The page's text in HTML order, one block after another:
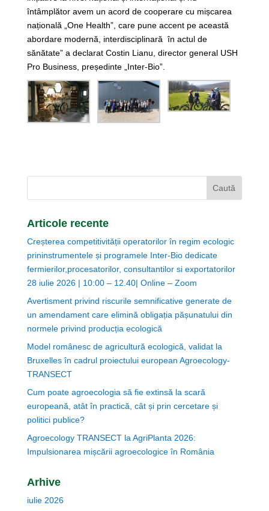
întâmplător avem un acord de cooperare cu mișcarea
națională „One Health”, care pune accent pe această
abordare modernă, interdisciplinară în actul de
sănătate” a declarat Costin Lianu, director general USH
Pro Business, președinte „Inter-Bio”.
Articole recente
Creșterea competitivității operatorilor în regim ecologic
prininstrumentele și programele Inter-Bio dedicate
fermierilor,procesatorilor, consultantilor si exportatorilor
28 iulie 2026 | 10:00 – 12.40| Online – Zoom
Avertisment privind riscurile semnificative generate de
un amendament care elimină obligația pășunatului din
normele privind producția ecologică
Model românesc de agricultură ecologică, validat la
Bruxelles în cadrul proiectului european Agroecology-
TRANSECT
Cum poate agroecologia să fie extinsă la scară
europeană, atât în practică, cât și prin cercetare și
politici publice?
Agroecology TRANSECT la AgriPlanta 2026:
Impulsionarea mișcării agroecologice în România
Arhive
iulie 2026